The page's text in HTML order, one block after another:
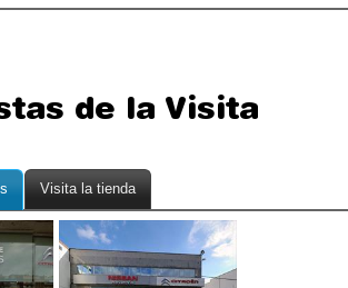
de la Visita
Visita la tienda